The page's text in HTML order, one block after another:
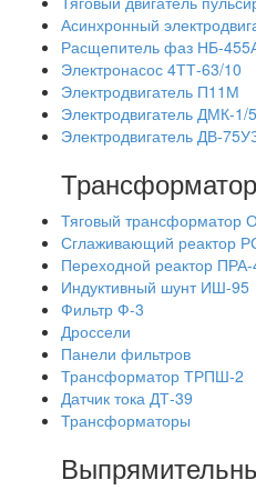
Асинхронный
Расщепитель фаз НБ-
Электронасос 4ТТ-63/10
Электродвигатель П11М
Электродвигатель ДМК-1/
Электродвигатель ДВ-
Тяговый трансформатор
Сглаживающий реактор
Переходной реактор ПРА-
Индуктивный шунт ИШ-95
Фильтр Ф-3
Дроссели
Панели фильтров
Трансформатор ТРПШ-2
Датчик тока ДТ-39
Трансформаторы